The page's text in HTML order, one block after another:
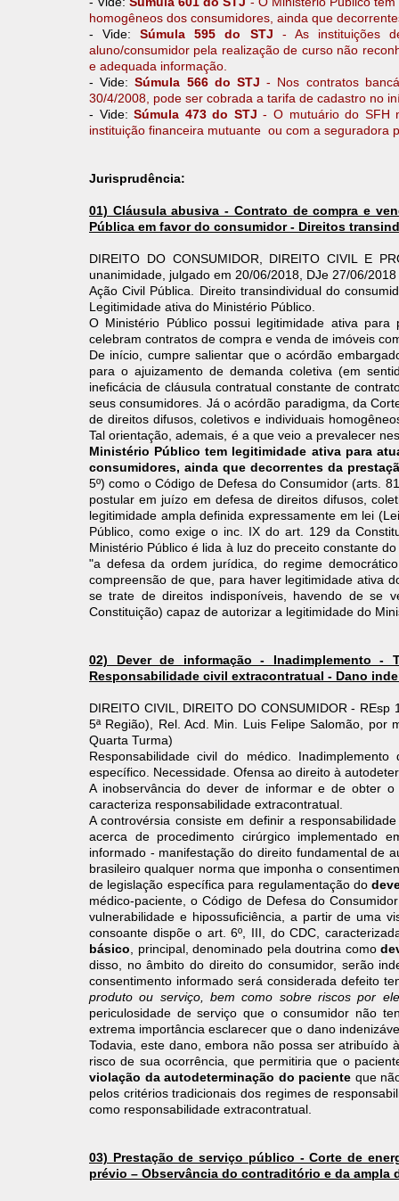
homogêneos dos consumidores, ainda que
- Vide:Súmula 595 do STJ - As instituições
aluno/consumidor pela realização de curso não
e adequada informação.
- Vide:Súmula 566 do STJ- Nos contratos
30/4/2008, pode ser cobrada a tarifa de cadastro no
- Vide:Súmula 473 do STJ - O mutuário do SFH
instituição financeira mutuante ou com a seguradora
Jurisprudência:
01) Cláusula abusiva - Contrato de compra e
Pública em favor do consumidor - Direitos
DIREITO DO CONSUMIDOR, DIREITO CIVIL E
unanimidade, julgado em 20/06/2018, DJe 27/06/
Ação Civil Pública. Direito transindividual do
Legitimidade ativa do Ministério Público.
O Ministério Público possui legitimidade ativa
celebram contratos de compra e venda de imóveis
De início, cumpre salientar que o acórdão
para o ajuizamento de demanda coletiva (em
ineficácia de cláusula contratual constante de
seus consumidores. Já o acórdão paradigma, da
de direitos difusos, coletivos e individuais
Tal orientação, ademais, é a que veio a prevalecer
Ministério Público tem legitimidade ativa para
consumidores, ainda que decorrentes da
5º) como o Código de Defesa do Consumidor (arts.
postular em juízo em defesa de direitos difusos,
legitimidade ampla definida expressamente em lei
Público, como exige o inc. IX do art. 129 da
Ministério Público é lida à luz do preceito constante
"a defesa da ordem jurídica, do regime
compreensão de que, para haver legitimidade ativa
se trate de direitos indisponíveis, havendo de se
Constituição) capaz de autorizar a legitimidade do
02) Dever de informação - Inadimplemento -
Responsabilidade civil extracontratual - Dano
DIREITO CIVIL, DIREITO DO CONSUMIDOR -
5ª Região), Rel. Acd. Min. Luis Felipe Salomão,
Quarta Turma)
Responsabilidade civil do médico.
específico. Necessidade. Ofensa ao direito à
A inobservância do dever de informar e de obter
caracteriza responsabilidade extracontratual.
A controvérsia consiste em definir a
acerca de procedimento cirúrgico implementado
informado - manifestação do direito fundamental de
brasileiro qualquer norma que imponha o
de legislação específica para regulamentação do
médico-paciente, o Código de Defesa do
vulnerabilidade e hipossuficiência, a partir de uma
consoante dispõe o art. 6º, III, do CDC,
básico , principal, denominado pela doutrina como
disso, no âmbito do direito do consumidor, serão
consentimento informado será considerada defeito
produto ou serviço, bem como sobre riscos por
periculosidade de serviço que o consumidor não
extrema importância esclarecer que o dano
Todavia, este dano, embora não possa ser
risco de sua ocorrência, que permitiria que o
violação da autodeterminação do paciente que
pelos critérios tradicionais dos regimes de
como responsabilidade extracontratual.
03) Prestação de serviço público - Corte de
prévio – Observância do contraditório e da